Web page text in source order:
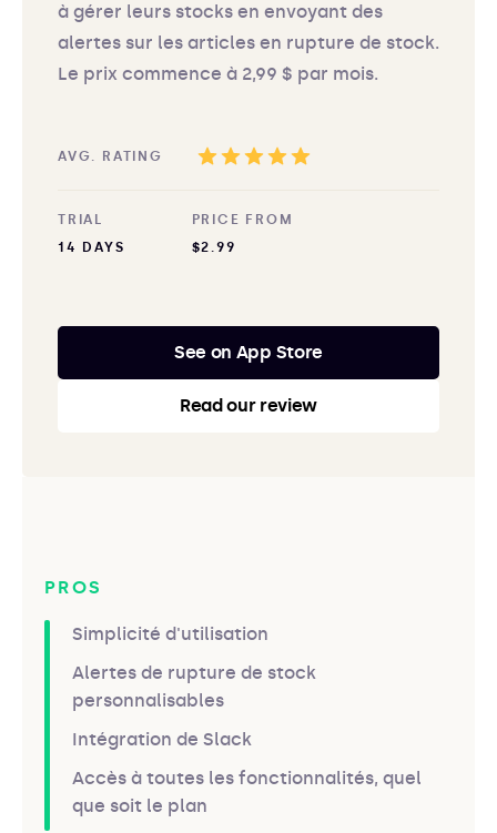
à gérer leurs stocks en envoyant des
alertes sur les articles en rupture de stock.
Le prix commence à 2,99 $ par mois.
AVG. RATING
TRIAL
14 DAYS
PRICE FROM
$2.99
See on App Store
Read our review
PROS
Simplicité d'utilisation
Alertes de rupture de stock
personnalisables
Intégration de Slack
Accès à toutes les fonctionnalités, quel
que soit le plan